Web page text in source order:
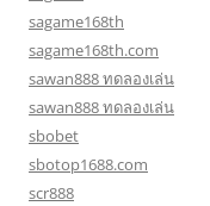
sagame168th
sagame168th.com
sawan888 ทดลองเล่น
sawan888 ทดลองเล่น
sbobet
sbotop1688.com
scr888